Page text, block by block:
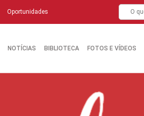
Oportunidades
NOTÍCIAS BIBLIOTECA FOTOS E VÍDEOS